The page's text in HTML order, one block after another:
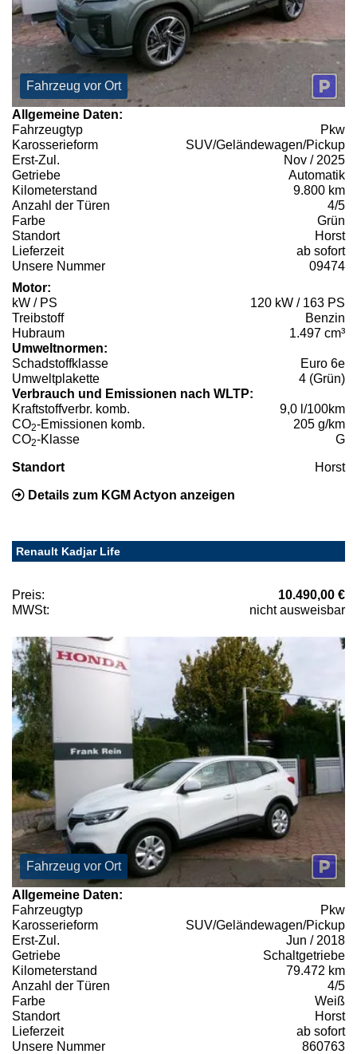
Fahrzeug vor Ort
Allgemeine Daten:
Fahrzeugtyp
Pkw
Karosserieform
SUV/Geländewagen/Pickup
Erst-Zul.
Nov / 2025
Getriebe
Automatik
Kilometerstand
9.800 km
Anzahl der Türen
4/5
Farbe
Grün
Standort
Horst
Lieferzeit
ab sofort
Unsere Nummer
09474
Motor:
kW / PS
120 kW / 163 PS
Treibstoff
Benzin
Hubraum
1.497 cm³
Umweltnormen:
Schadstoffklasse
Euro 6e
Umweltplakette
4 (Grün)
Verbrauch und Emissionen nach WLTP:
Kraftstoffverbr. komb.
9,0 l/100km
CO2-Emissionen komb.
205 g/km
CO2-Klasse G
Standort Horst
Details zum KGM Actyon anzeigen
Renault Kadjar Life
Preis:
10.490,00 €
MWSt:
nicht ausweisbar
Fahrzeug vor Ort
Allgemeine Daten:
Fahrzeugtyp
Pkw
Karosserieform
SUV/Geländewagen/Pickup
Erst-Zul.
Jun / 2018
Getriebe
Schaltgetriebe
Kilometerstand
79.472 km
Anzahl der Türen
4/5
Farbe
Weiß
Standort
Horst
Lieferzeit
ab sofort
Unsere Nummer
860763